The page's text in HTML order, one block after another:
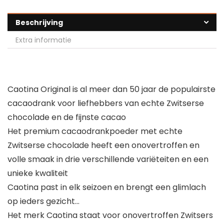
Beschrijving
Extra informatie
Caotina Original is al meer dan 50 jaar de populairste
cacaodrank voor liefhebbers van echte Zwitserse
chocolade en de fijnste cacao
Het premium cacaodrankpoeder met echte
Zwitserse chocolade heeft een onovertroffen en
volle smaak in drie verschillende variëteiten en een
unieke kwaliteit
Caotina past in elk seizoen en brengt een glimlach
op ieders gezicht…
Het merk Caotina staat voor onovertroffen Zwitsers